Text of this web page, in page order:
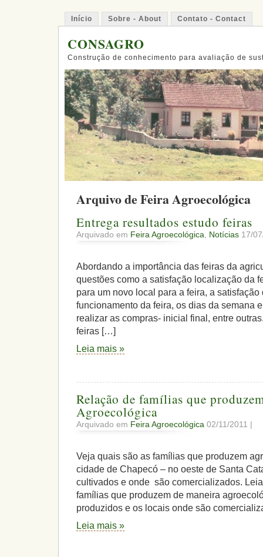
Início Sobre - About Contato - Contact
CONSAGRO
Construção de conhecimento para avaliação de
Arquivo de Feira Agroecológica
Entrega resultados estudo feiras
Arquivado em Feira Agroecológica Notícias 17/
Abordando a importância das feiras da
questões como a satisfação localização da
para um novo local para a feira, a satisfação
funcionamento da feira, os dias da semana
realizar as compras- inicial final, entre
feiras […]
Leia mais »
Relação de famílias que
Agroecológica
Arquivado em Feira Agroecológica 02/11/2011 |
Veja quais são as famílias que produzem
cidade de Chapecó – no oeste de Santa
cultivados e onde são comercializados.
famílias que produzem de maneira
produzidos e os locais onde são
Leia mais »